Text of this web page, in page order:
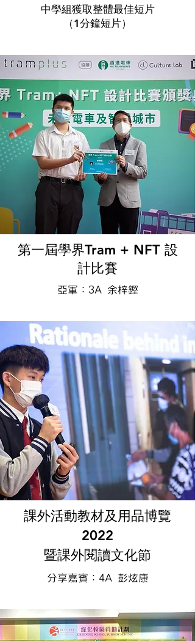
中學組獲取整體最佳短片
（1分鐘短片）
第一屆學界Tram + NFT 設
計比賽
亞軍：3A 余梓鏗
課外活動教材及用品博覽
2022
暨課外閱讀文化節
分享嘉賓：4A 彭炫康